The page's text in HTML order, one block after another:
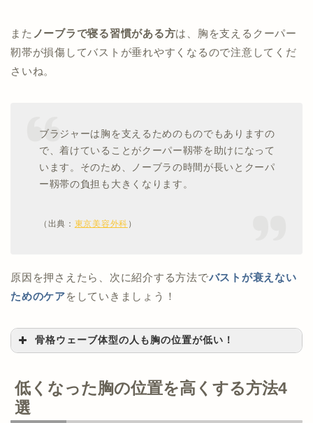
また ノーブラで寝る習慣がある方は、胸を支えるクーパー
靭帯が損傷してバストが垂れやすくなるので注意してくだ
さいね。
ブラジャーは胸を支えるためのものでもありますの
で、着けていることがクーパー靱帯を助けになって
います。そのため、ノーブラの時間が長いとクーパ
ー靱帯の負担も大きくなります。
（出典： 東京美容外科 ）
原因を押さえたら、次に紹介する方法でバストが衰えない
ためのケアをしていきましょう！
骨格ウェーブ体型の人も胸の位置が低い！
が低いのかもしれません。
低くなった胸の位置を高くする方法4
選